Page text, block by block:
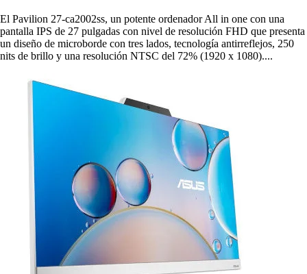
El Pavilion 27-ca2002ss, un potente ordenador All in one con una
pantalla IPS de 27 pulgadas con nivel de resolución FHD que presenta
un diseño de microborde con tres lados, tecnología antirreflejos, 250
nits de brillo y una resolución NTSC del 72% (1920 x 1080)....